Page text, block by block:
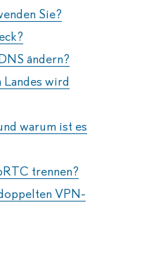
Sie?
ändern?
Landes wird
warum ist es
trennen?
VPN-